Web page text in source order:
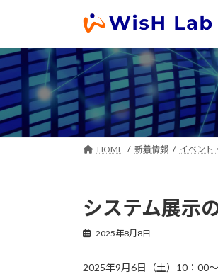
ン
へ
ス
キ
ッ
プ
ー
ョ
ン
に
移
動
HOME 新着情報 イベント
システム展示
2025年8月8日
2025年9月6日（土）10：00